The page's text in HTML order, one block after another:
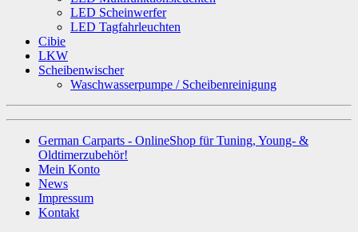
LED Scheinwerfer
LED Tagfahrleuchten
Cibie
LKW
Scheibenwischer
Waschwasserpumpe / Scheibenreinigung
German Carparts - OnlineShop für Tuning, Young- &
Oldtimerzubehör!
Mein Konto
News
Impressum
Kontakt